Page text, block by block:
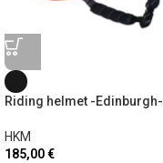
Riding helmet -Edinburgh-
HKM
185,00€